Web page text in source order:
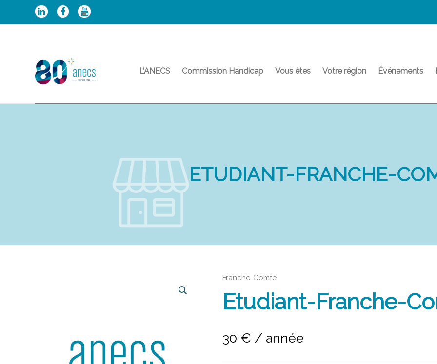
L’ANECS Commission Handicap Vous êtes Votre région Événements
ETUDIANT-FRANCHE-
Franche-Comté
Etudiant-Franche-
30 € / année